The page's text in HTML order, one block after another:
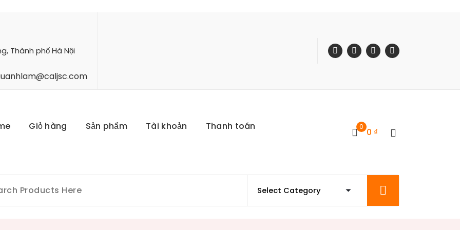
Thành phố Hà Nội
Giỏ hàng Sản phẩm Tài khoản Thanh toán 0 0 ₫